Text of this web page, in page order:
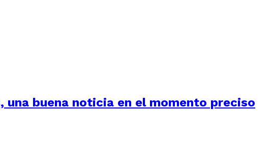
una buena noticia en el momento preciso